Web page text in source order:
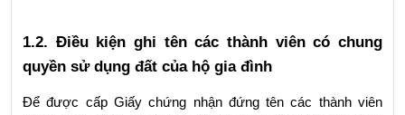
1.2. Điều kiện ghi tên các thành viên có chung
quyền sử dụng đất của hộ gia đình
Để được cấp Giấy chứng nhận đứng tên các thành viên